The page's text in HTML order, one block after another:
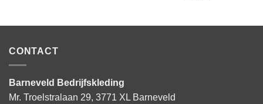
CONTACT
Barneveld Bedrijfskleding
Mr. Troelstralaan 29, 3771 XL Barneveld